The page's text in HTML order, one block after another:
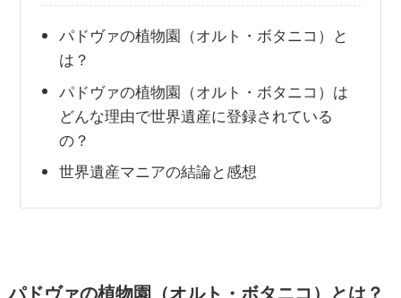
パドヴァの植物園（オルト・ボタニコ）と
は？
パドヴァの植物園（オルト・ボタニコ）は
どんな理由で世界遺産に登録されている
の？
世界遺産マニアの結論と感想
パドヴァの植物園（オルト・ボタニコ）とは？